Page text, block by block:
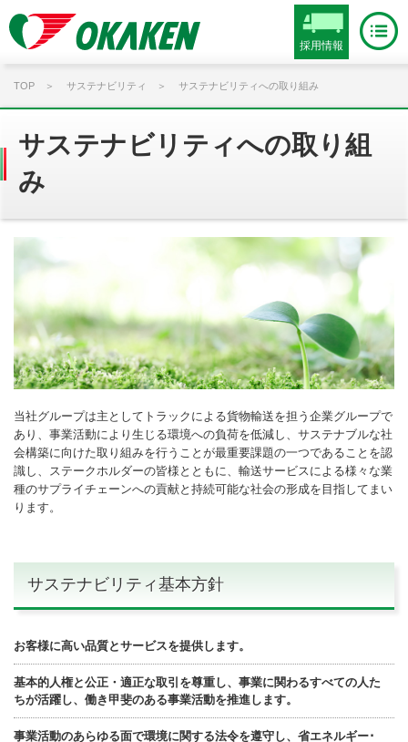
採用情報
TOP サステナビリティ サステナビリティへの取り組み
サステナビリティへの取り組
み
当社グループは主としてトラックによる貨物輸送を担う企業グループで
あり、事業活動により生じる環境への負荷を低減し、サステナブルな社
会構築に向けた取り組みを行うことが最重要課題の一つであることを認
識し、ステークホルダーの皆様とともに、輸送サービスによる様々な業
種のサプライチェーンへの貢献と持続可能な社会の形成を目指してまい
ります。
サステナビリティ基本方針
お客様に高い品質とサービスを提供します。
基本的人権と公正・適正な取引を尊重し、事業に関わるすべての人た
ちが活躍し、働き甲斐のある事業活動を推進します。
事業活動のあらゆる面で環境に関する法令を遵守し、省エネルギー･